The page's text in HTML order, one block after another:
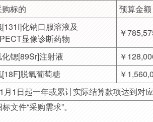
标的 预算金
化钠口服溶液及
显像诊断药物
￥
锶[89Sr]注射液
￥
脱氧葡萄糖
￥
月1日起一年或累计实际结算款项达到对
标文件“采购需求”。